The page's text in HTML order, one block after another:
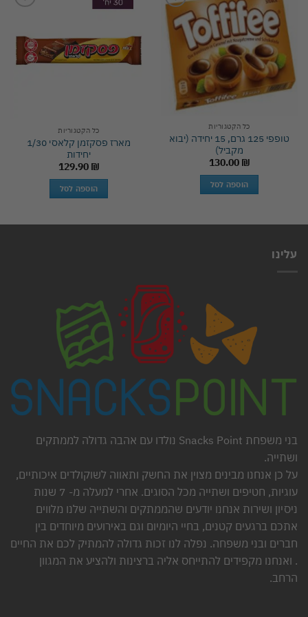
Add to
wishlist
כל הקטגוריות
טופפי 125 גרם, 15 יחידה (יבוא
מקביל)
130.00 ₪
הוספה לסל
כל הקטגוריות
מארז פסקזמן קלאסי 1/30
יחידות
129.90 ₪
הוספה לסל
עלינו
בני משפחת Snacks Point נולדו עם אהבה גדולה לממתקים
ושתייה.
על כן אנחנו מבינים מצוין את החשק ותאווה לשוקולדים איכותיים,
עוגיות, חטיפים ושתייה מכל הסוגים. אחרי למעלה מ- 7 שנות
ניסיון ושירות אנחנו יודעים שהממתקים והשתייה שלנו מלווים
אתכם ברגעים קטנים, בחיי היומיום וגם באירועים מיוחדים בין
חברים ובני משפחה. נפלה לנו זכות גדולה להמתיק לכם את החיים
. ואנחנו מקפידים להתייחס אליה ברצינות ולהציע את המגוון
הרחב.